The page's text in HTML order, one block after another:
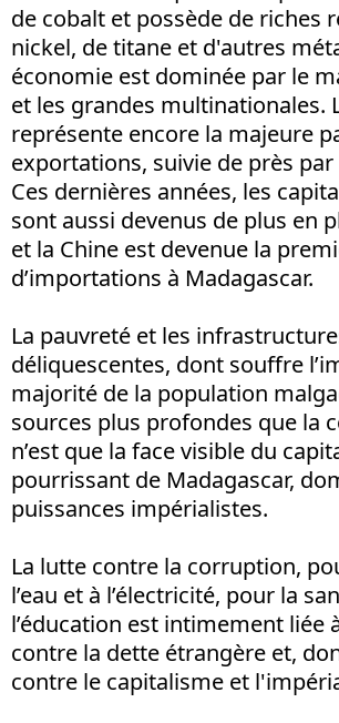
de cobalt et possède de riches
nickel, de titane et d'autres
économie est dominée par le
et les grandes multinationales.
représente encore la majeure
exportations, suivie de près par
Ces dernières années, les
sont aussi devenus de plus en
et la Chine est devenue la
d’importations à Madagascar.
La pauvreté et les
déliquescentes, dont souffre
majorité de la population
sources plus profondes que la
n’est que la face visible du
pourrissant de Madagascar,
puissances impérialistes.
La lutte contre la corruption,
l’eau et à l’électricité, pour la
l’éducation est intimement liée
contre la dette étrangère et,
contre le capitalisme et